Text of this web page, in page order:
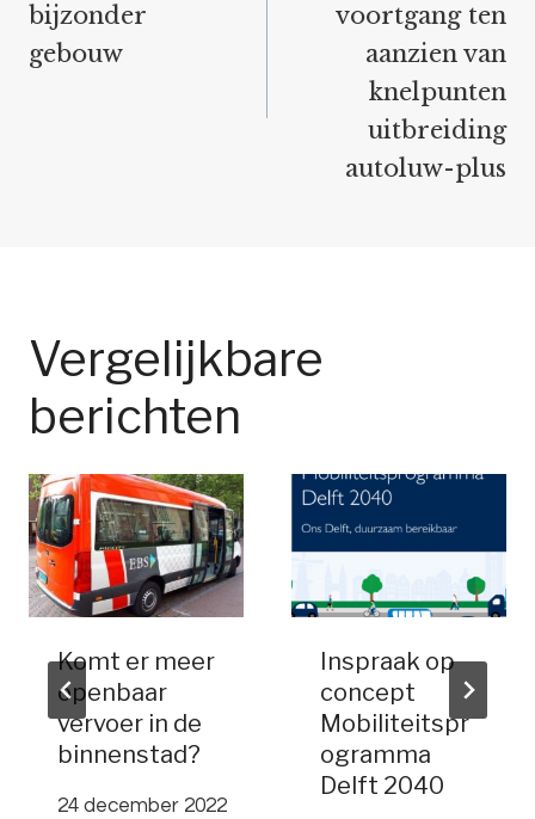
bijzonder
gebouw
voortgang ten
aanzien van
knelpunten
uitbreiding
autoluw-plus
Vergelijkbare
berichten
Komt er meer
openbaar
vervoer in de
binnenstad?
24 december 2022
Inspraak op
concept
Mobiliteitspr
ogramma
Delft 2040